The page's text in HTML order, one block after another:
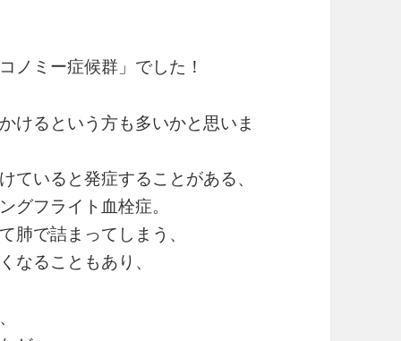
ノミー症候群」でした！
けるという方も多いかと思いま
ていると発症することがある、
グフライト血栓症。
肺で詰まってしまう、
なることもあり、